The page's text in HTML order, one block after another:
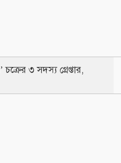
চক্রের ৩ সদস্য গ্রেপ্তার,